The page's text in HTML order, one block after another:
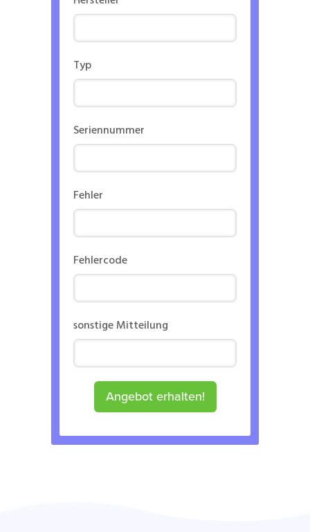
Typ
Seriennummer
Fehler
Fehlercode
sonstige Mitteilung
Angebot erhalten!